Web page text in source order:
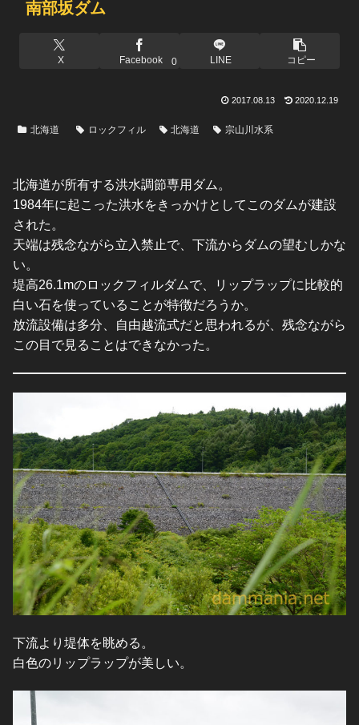
南部坂ダム
X Facebook 0 LINE コピー
2017.08.13 2020.12.19
北海道 ロックフィル 北海道 宗山川水系
北海道が所有する洪水調節専用ダム。
1984年に起こった洪水をきっかけとしてこのダムが建設
された。
天端は残念ながら立入禁止で、下流からダムの望むしかな
い。
堤高26.1mのロックフィルダムで、リップラップに比較的
白い石を使っていることが特徴だろうか。
放流設備は多分、自由越流式だと思われるが、残念ながら
この目で見ることはできなかった。
下流より堤体を眺める。
白色のリップラップが美しい。